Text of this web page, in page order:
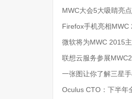
MWC大会5大吸睛亮点